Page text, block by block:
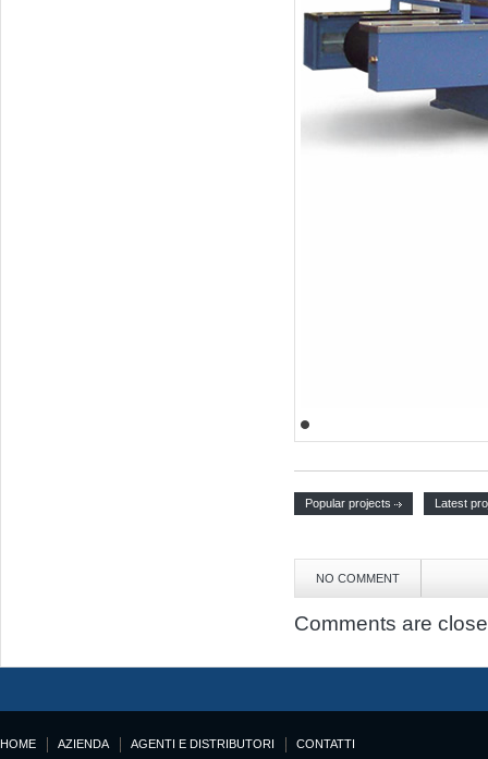
Popular projects Latest
NO COMMENT
Comments are
HOME AZIENDA AGENTI E DISTRIBUTORI CONTATTI